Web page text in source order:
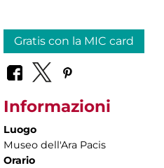
Gratis con la MIC card
Informazioni
Luogo
Museo dell'Ara Pacis
Orario